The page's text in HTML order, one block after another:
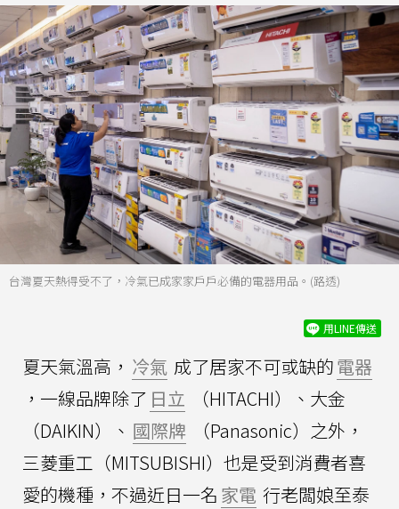
台灣夏天熱得受不了，冷氣已成家家戶戶必備的電器用品。(路透)
用LINE傳送
夏天氣溫高， 冷氣 成了居家不可或缺的電器
，一線品牌除了 日立
（HITACHI）、大金
（DAIKIN）、 國際牌
（Panasonic）之外，
三菱重工（MITSUBISHI）也是受到消費者喜
愛的機種，不過近日一名 家電 行老闆娘至泰